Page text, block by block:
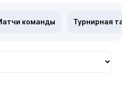
команды Турнирная